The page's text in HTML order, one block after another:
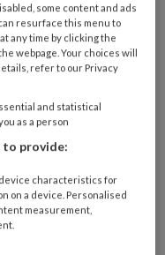
some content and ads
resurface this menu to
any time by clicking the
webpage. Your choices will
refer to our Privacy
and statistical
as a person
to provide:
characteristics for
on a device. Personalised
measurement,